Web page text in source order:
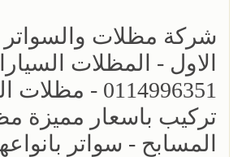
شركة مظلات والسواتر
الاول - المظلات
0114996351 -
تركيب باسعار مميزة
المسابح - سواتر